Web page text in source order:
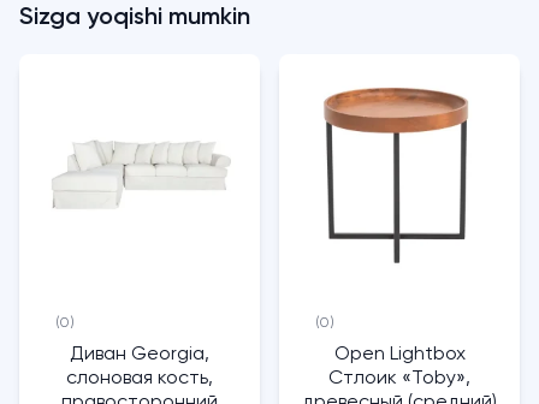
Sizga yoqishi mumkin
(0)
Диван Georgia,
слоновая кость,
(0)
Open Lightbox
Стлоик «Toby»,